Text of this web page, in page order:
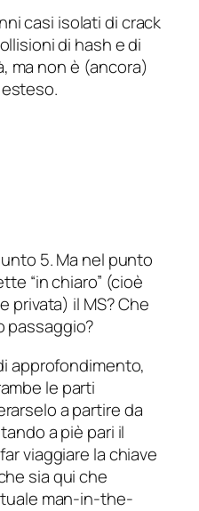
casi isolati di crack
di hash e di
ma non è (ancora)
5. Ma nel punto
“in chiaro” (cioè
privata) il MS? Che
passaggio?
approfondimento,
le parti
a partire da
a piè pari il
viaggiare la chiave
sia qui che
man-in-the-